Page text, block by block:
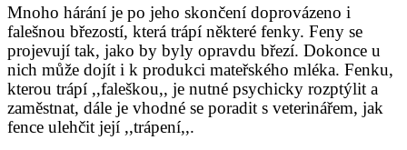
Mnoho hárání je po jeho skončení doprovázeno i
falešnou březostí, která trápí některé fenky. Feny se
projevují tak, jako by byly opravdu březí. Dokonce u
nich může dojít i k produkci mateřského mléka. Fenku,
kterou trápí ,,faleškou,, je nutné psychicky rozptýlit a
zaměstnat, dále je vhodné se poradit s veterinářem, jak
fence ulehčit její ,,trápení,,.